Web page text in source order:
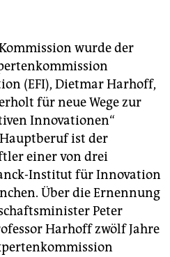
wurde der
(EFI), Dietmar Harhoff,
für neue Wege zur
Innovationen“
ist der
einer von drei
Institut für Innovation
Über die Ernennung
Peter
Harhoff zwölf Jahre